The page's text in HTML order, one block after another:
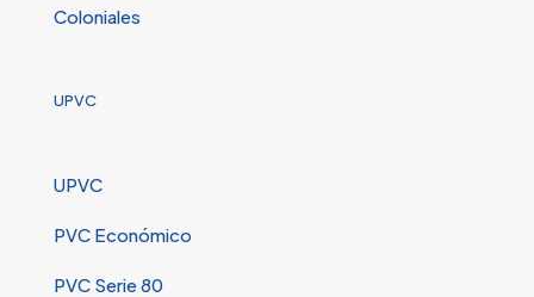
Coloniales
UPVC
UPVC
PVC Económico
PVC Serie 80